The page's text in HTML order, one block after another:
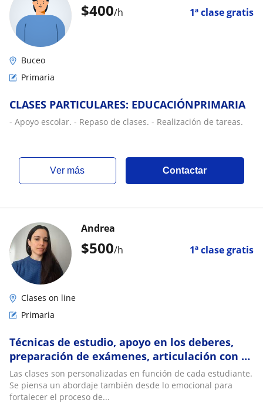
$400/h 1ª clase gratis
Buceo
Primaria
CLASES PARTICULARES: EDUCACIÓNPRIMARIA
- Apoyo escolar. - Repaso de clases. - Realización de tareas.
ver más Contactar
$500/h 1ª clase gratis
Andrea
Clases on line
Primaria
Técnicas de estudio, apoyo en los deberes,
preparación de exámenes, articulación con el
liceo, materias de bachillerato
Las clases son personalizadas en función de cada estudiante.
Se piensa un abordaje también desde lo emocional para
fortalecer el proceso de...